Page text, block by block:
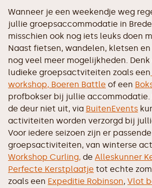
Wanneer je een weekendje weg
jullie groepsaccommodatie in
misschien ook nog iets leuks doen
Naast fietsen, wandelen, kletsen
nog veel meer mogelijkheden. Denk
ludieke groepsactviteiten zoals een
workshop, Boeren Battle of een
profbokser bij jullie accommodatie.
de deur niet uit, via BuitenEvents
activiteiten worden verzorgd bij
Voor iedere seizoen zijn er passende
groepsactiviteiten, van winterse
Workshop Curling, de Alleskunner
Perfecte Kerstplaatje tot echte
zoals een Expeditie Robinson, Vlot